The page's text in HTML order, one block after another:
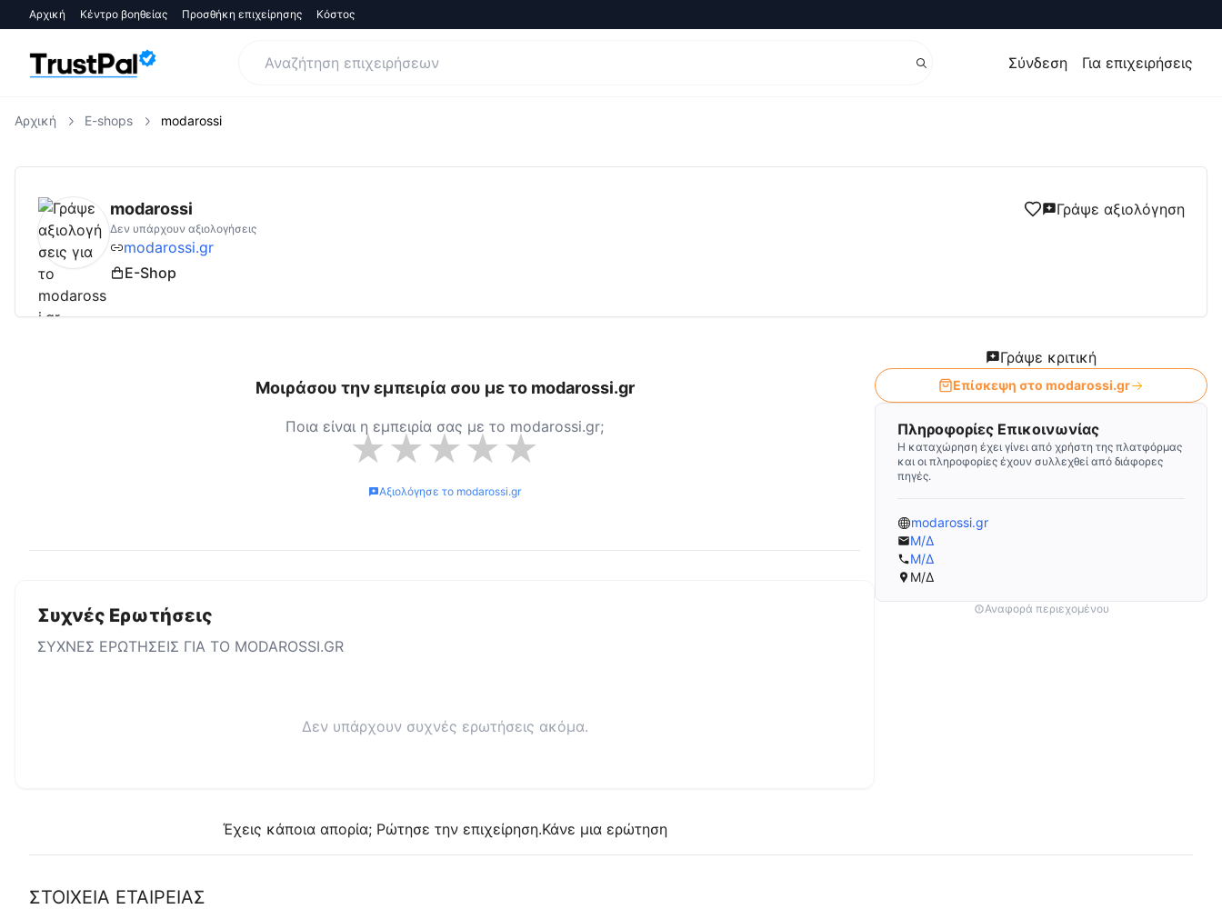
Αρχική Κέντρο βοηθείας Προσθήκη επιχείρησης Κόστος
Σύνδεση Για επιχειρήσεις
Αρχική E-shops modarossi
modarossi.gr
modarossi Γράψε αξιολόγηση
Δεν υπάρχουν αξιολογήσεις
modarossi.gr
E-Shop
Μοιράσου την εμπειρία σου με το modarossi.gr
Ποια είναι η εμπειρία σας με το modarossi.gr;
★★★★★
Αξιολόγησε το modarossi.gr
Συχνές Ερωτήσεις
ΣΥΧΝΕΣ ΕΡΩΤΗΣΕΙΣ ΓΙΑ ΤΟ MODAROSSI.GR
Δεν υπάρχουν συχνές ερωτήσεις ακόμα.
Έχεις κάποια απορία; Ρώτησε την επιχείρηση.Κάνε μια ερώτηση
Γράψε κριτική
Επίσκεψη στο modarossi.gr
Πληροφορίες Επικοινωνίας
Η καταχώρηση έχει γίνει από χρήστη της πλατφόρμας
και οι πληροφορίες έχουν συλλεχθεί από διάφορες
πηγές.
modarossi.gr
Μ/Δ
Μ/Δ
Μ/Δ
Αναφορά περιεχομένου
ΣΤΟΙΧΕΙΑ ΕΤΑΙΡΕΙΑΣ